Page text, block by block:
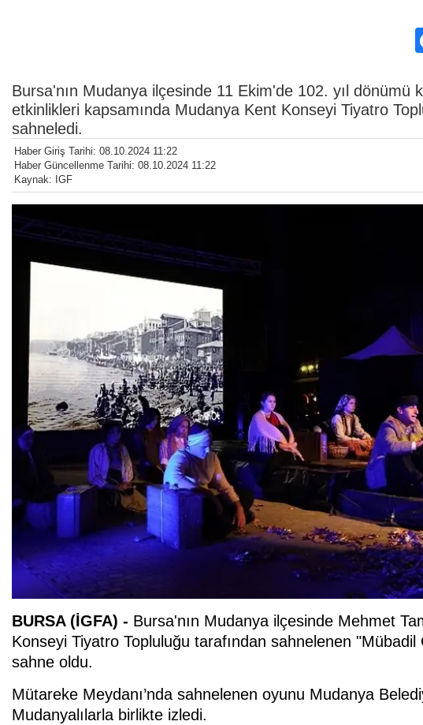
Bursa'nın Mudanya ilçesinde 11 Ekim'de 102. yıl
etkinlikleri kapsamında Mudanya Kent Konseyi Tiyatro
sahneledi.
Haber Giriş Tarihi: 08.10.2024 11:22
Haber Güncellenme Tarihi: 08.10.2024 11:22
Kaynak: IGF
BURSA (İGFA) - Bursa'nın Mudanya ilçesinde Mehmet
Konseyi Tiyatro Topluluğu tarafından sahnelenen
sahne oldu.
Mütareke Meydanı’nda sahnelenen oyunu Mudanya
Mudanyalılarla birlikte izledi.